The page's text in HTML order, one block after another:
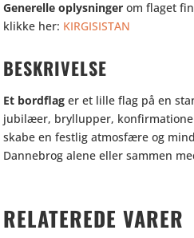
Generelle oplysninger om flaget
klikke her: KIRGISISTAN
BESKRIVELSE
Et bordflag er et lille flag på en
jubilæer, bryllupper,
skabe en festlig atmosfære og
Dannebrog alene eller sammen
RELATEREDE VARER